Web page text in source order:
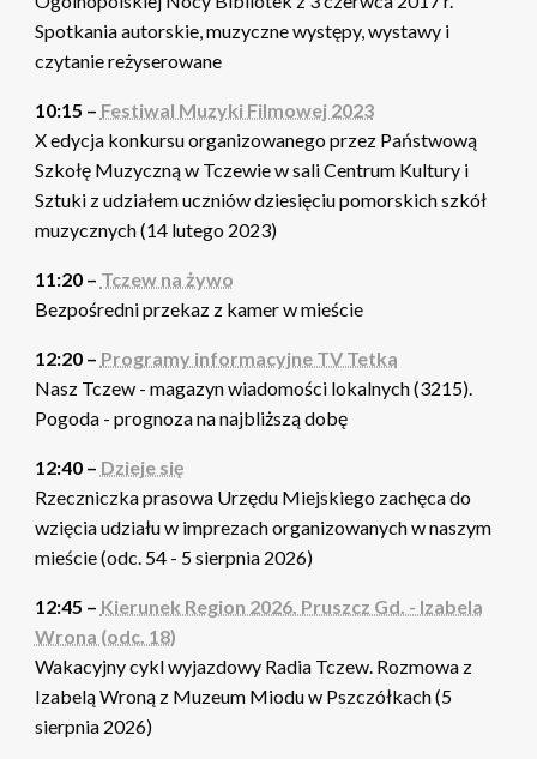
Spotkania autorskie, muzyczne występy, wystawy i
czytanie reżyserowane
10:15 – Festiwal Muzyki Filmowej 2023
X edycja konkursu organizowanego przez Państwową
Szkołę Muzyczną w Tczewie w sali Centrum Kultury i
Sztuki z udziałem uczniów dziesięciu pomorskich szkół
muzycznych (14 lutego 2023)
11:20 – Tczew na żywo
Bezpośredni przekaz z kamer w mieście
12:20 – Programy informacyjne TV Tetka
Nasz Tczew - magazyn wiadomości lokalnych (3215).
Pogoda - prognoza na najbliższą dobę
12:40 – Dzieje się
Rzeczniczka prasowa Urzędu Miejskiego zachęca do
wzięcia udziału w imprezach organizowanych w naszym
mieście (odc. 54 - 5 sierpnia 2026)
12:45 – Kierunek Region 2026. Pruszcz Gd. - Izabela
Wrona (odc. 18)
Wakacyjny cykl wyjazdowy Radia Tczew. Rozmowa z
Izabelą Wroną z Muzeum Miodu w Pszczółkach (5
sierpnia 2026)